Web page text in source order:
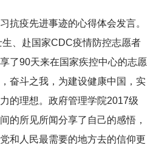
抗疫先进事迹的心得体会发言。
、赴国家CDC疫情防控志愿者
了90天来在国家疾控中心的志愿
奋斗之我，为建设健康中国，实
的理想。政府管理学院2017级
的所见所闻分享了自己的感悟，
和人民最需要的地方去的信仰更